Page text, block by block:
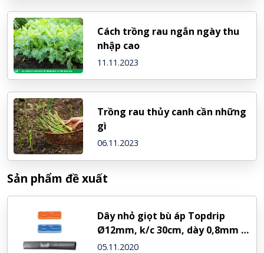
Cách trồng rau ngắn ngày thu
nhập cao
11.11.2023
Trồng rau thủy canh cần những
gì
06.11.2023
Sản phẩm đề xuất
Dây nhỏ giọt bù áp Topdrip
Ø12mm, k/c 30cm, dày 0,8mm –
NDJ (Israel)
05.11.2020